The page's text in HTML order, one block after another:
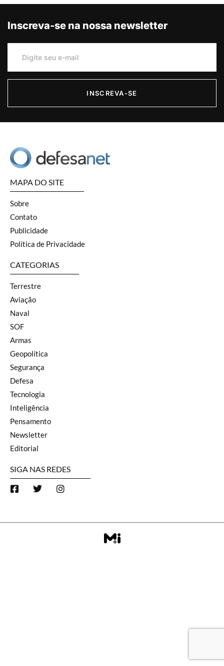
Inscreva-se na nossa newsletter
INSCREVA-SE
MAPA DO SITE
Sobre
Contato
Publicidade
Política de Privacidade
CATEGORIAS
Terrestre
Aviação
Naval
SOF
Armas
Geopolítica
Segurança
Defesa
Tecnologia
Inteligência
Pensamento
Newsletter
Editorial
SIGA NAS REDES